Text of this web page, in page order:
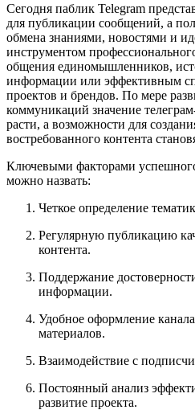
Сегодня паблик Telegram
для публикации сообщений, а
обмена знаниями, новостями и
инструментом
общения единомышленников,
информации или эффективным
проектов и брендов. По мере
коммуникаций значение
расти, а возможности для
востребованного контента
Ключевыми факторами
можно назвать:
Четкое определение
Регулярную публикацию
контента.
Поддержание
информации.
Удобное оформление
материалов.
Взаимодействие с
Постоянный анализ
развитие проекта.